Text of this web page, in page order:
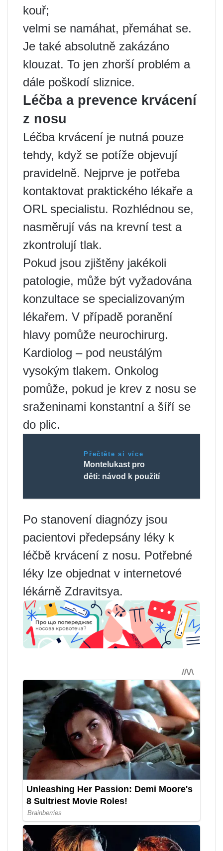
kouř;
velmi se namáhat, přemáhat se.
Je také absolutně zakázáno
klouzat. To jen zhorší problém a
dále poškodí sliznice.
Léčba a prevence krvácení
z nosu
Léčba krvácení je nutná pouze
tehdy, když se potíže objevují
pravidelně. Nejprve je potřeba
kontaktovat praktického lékaře a
ORL specialistu. Rozhlédnou se,
nasměrují vás na krevní test a
zkontrolují tlak.
Pokud jsou zjištěny jakékoli
patologie, může být vyžadována
konzultace se specializovaným
lékařem. V případě poranění
hlavy pomůže neurochirurg.
Kardiolog – pod neustálým
vysokým tlakem. Onkolog
pomůže, pokud je krev z nosu se
sraženinami konstantní a šíří se
do plic.
Přečtěte si více
Montelukast pro
děti: návod k použití
Po stanovení diagnózy jsou
pacientovi předepsány léky k
léčbě krvácení z nosu. Potřebné
léky lze objednat v internetové
lékárně Zdravitsya.